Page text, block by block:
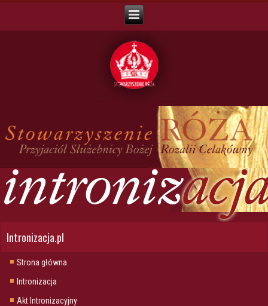
Intronizacja.pl
Strona główna
Intronizacja
Akt Intronizacyjny